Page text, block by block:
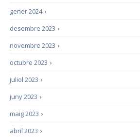
›
gener 2024
›
desembre 2023
›
novembre 2023
›
octubre 2023
›
juliol 2023
›
juny 2023
›
maig 2023
›
abril 2023